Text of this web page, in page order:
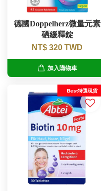
德國Doppelherz微量元素
硒緩釋錠
NT$ 320 TWD
加入購物車
Best特選現貨